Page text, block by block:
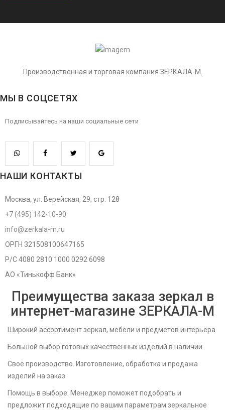
Производственная и торговая компания ЗЕРКАЛА-М.
МЫ В СОЦСЕТЯХ
Подписывайтесь на наши социальные сети
НАШИ КОНТАКТЫ
Москва, ул. Верейская, 29, стр. 128
+7 (495) 142-10-90
info@zerkala-m.ru
ОРГН 321508100647165
Р/С 4080 2810 1000 0292 6098
АО «Тинькофф Банк»
Преимущества заказа зеркал в
интернет-магазине ЗЕРКАЛА-M
Широкий ассортимент зеркал, мебели и предметов интерьера.
Большой выбор готовых качественных изделий в наличии.
Своё производство. Изготовление, обработка и продажа
изделий на заказ.
Помощь в выборе. Менеджер поможет подобрать и
предложит подходящие по вашим параметрам зеркальное